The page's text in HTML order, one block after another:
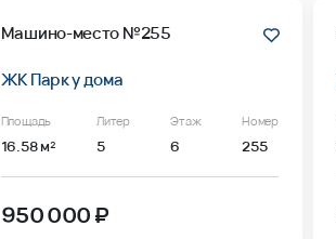
Машино-место №255
ЖК Парк у дома
Площадь
16.58 м²
Литер
5
Этаж
6
Номер
255
950 000 ₽